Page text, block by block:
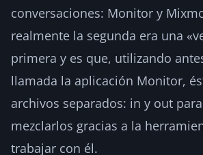
conversaciones: Monitor y
realmente la segunda era una
primera y es que, utilizando
llamada la aplicación Monitor,
archivos separados: in y out
mezclarlos gracias a la
trabajar con él.